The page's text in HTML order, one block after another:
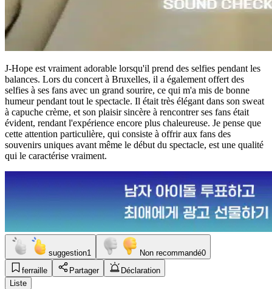
J-Hope est vraiment adorable lorsqu'il prend des selfies pendant les
balances. Lors du concert à Bruxelles, il a également offert des
selfies à ses fans avec un grand sourire, ce qui m'a mis de bonne
humeur pendant tout le spectacle. Il était très élégant dans son sweat
à capuche crème, et son plaisir sincère à rencontrer ses fans était
évident, rendant l'expérience encore plus chaleureuse. Je pense que
cette attention particulière, qui consiste à offrir aux fans des
souvenirs uniques avant même le début du spectacle, est une qualité
qui le caractérise vraiment.
suggestion1 Non recommandé0
ferraille
Partager
Déclaration
Liste